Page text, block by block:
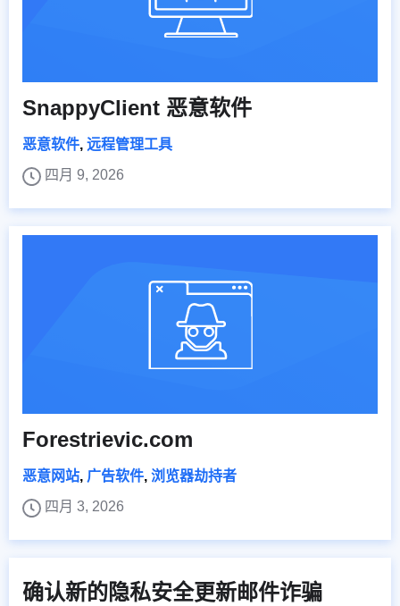
SnappyClient 恶意软件
恶意软件, 远程管理工具
四月 9, 2026
Forestrievic.com
恶意网站, 广告软件, 浏览器劫持者
四月 3, 2026
确认新的隐私安全更新邮件诈骗